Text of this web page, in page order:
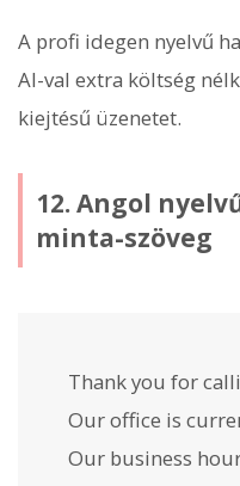
A profi idegen nyelvű
AI-val extra költség
kiejtésű üzenetet.
12. Angol
minta-szöveg
Thank you for
Our office is
Our business